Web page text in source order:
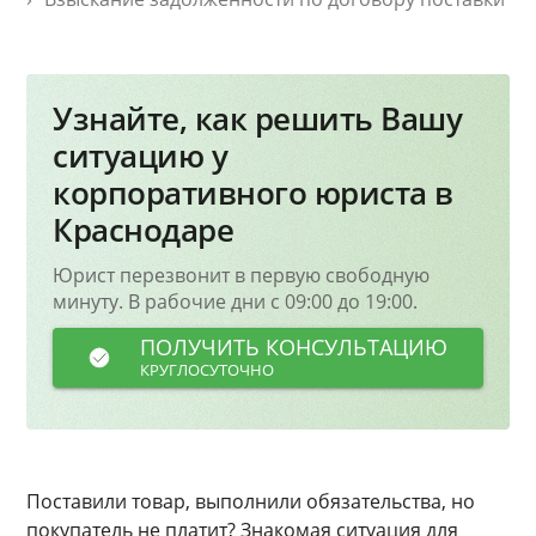
Узнайте, как решить Вашу
ситуацию у
корпоративного юриста в
Краснодаре
Юрист перезвонит в первую свободную
минуту. В рабочие дни с 09:00 до 19:00.
ПОЛУЧИТЬ КОНСУЛЬТАЦИЮ
КРУГЛОСУТОЧНО
Поставили товар, выполнили обязательства, но
покупатель не платит? Знакомая ситуация для